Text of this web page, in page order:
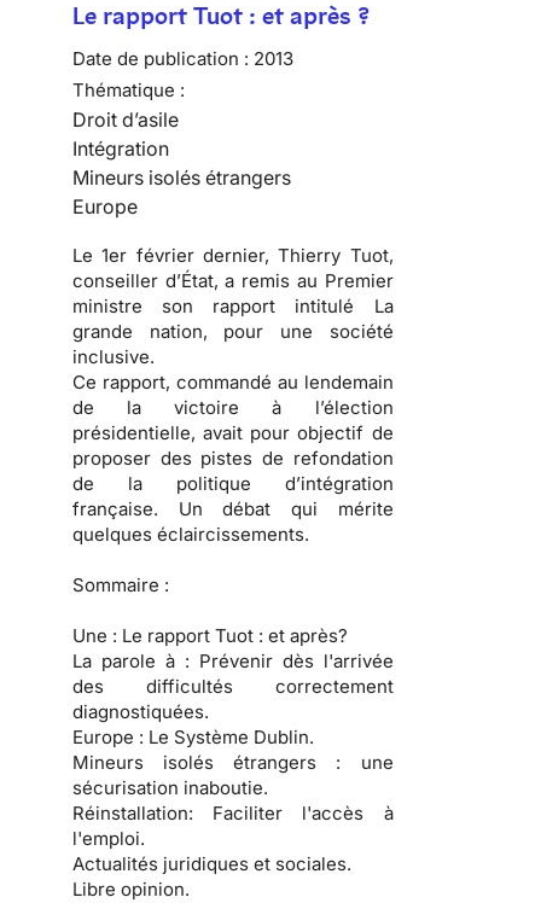
Le rapport Tuot : et après ?
Date de publication : 2013
Thématique :
Droit d’asile
Intégration
Mineurs isolés étrangers
Europe
Le 1er février dernier, Thierry Tuot,
conseiller d’État, a remis au Premier
ministre son rapport intitulé La
grande nation, pour une société
inclusive.
Ce rapport, commandé au lendemain
de la victoire à l’élection
présidentielle, avait pour objectif de
proposer des pistes de refondation
de la politique d’intégration
française. Un débat qui mérite
quelques éclaircissements.
Sommaire :
Une : Le rapport Tuot : et après?
La parole à : Prévenir dès l'arrivée
des difficultés correctement
diagnostiquées.
Europe : Le Système Dublin.
Mineurs isolés étrangers : une
sécurisation inaboutie.
Réinstallation: Faciliter l'accès à
l'emploi.
Actualités juridiques et sociales.
Libre opinion.